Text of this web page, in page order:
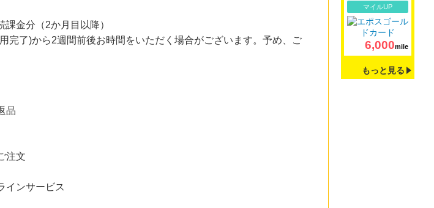
金分（2か月目以降）
了)から2週間前後お時間をいただく場合がございます。予め、ご
品
注文
インサービス
マイルUP
6,000mile
もっと見る